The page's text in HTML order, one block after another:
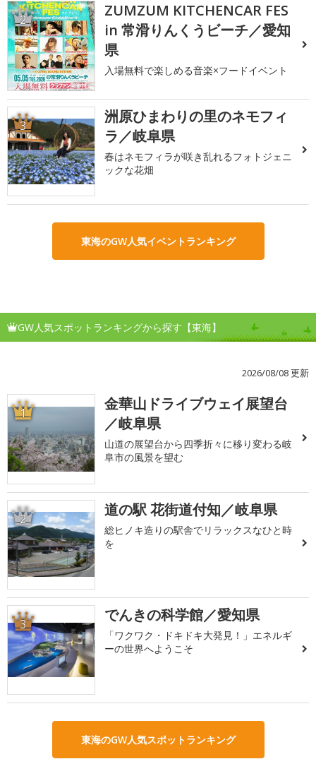
2
ZUMZUM KITCHENCAR FES
in 常滑りんくうビーチ／愛知
県
入場無料で楽しめる音楽×フードイベント
3
洲原ひまわりの里のネモフィ
ラ／岐阜県
春はネモフィラが咲き乱れるフォトジェニ
ックな花畑
東海のGW人気イベントランキング
GW人気スポットランキングから探す【東海】
2026/08/08 更新
1
金華山ドライブウェイ展望台
／岐阜県
山道の展望台から四季折々に移り変わる岐
阜市の風景を望む
2 道の駅 花街道付知／岐阜県
総ヒノキ造りの駅舎でリラックスなひと時
を
3 でんきの科学館／愛知県
「ワクワク・ドキドキ大発見！」エネルギ
ーの世界へようこそ
東海のGW人気スポットランキング